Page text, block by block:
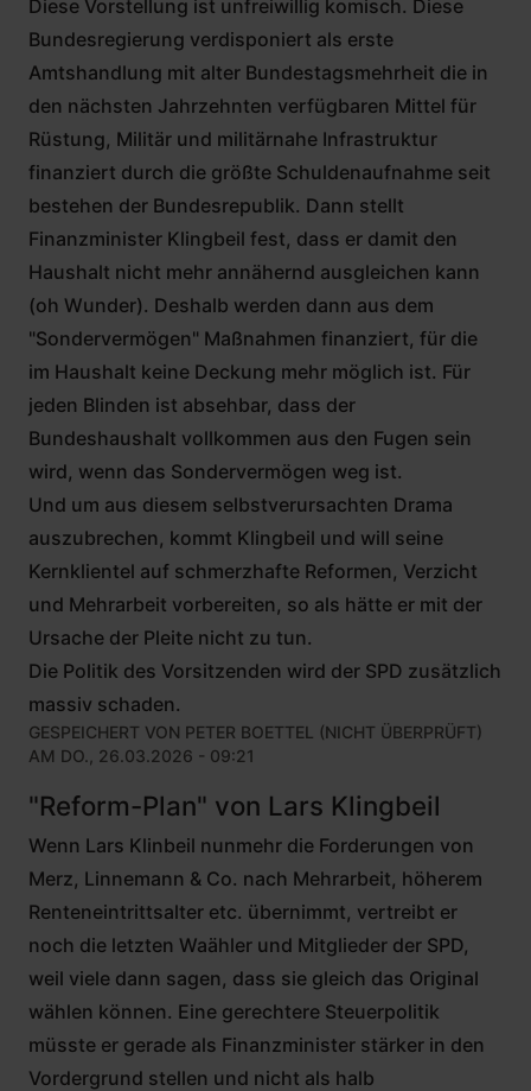
Diese Vorstellung ist unfreiwillig komisch. Diese
Bundesregierung verdisponiert als erste
Amtshandlung mit alter Bundestagsmehrheit die in
den nächsten Jahrzehnten verfügbaren Mittel für
Rüstung, Militär und militärnahe Infrastruktur
finanziert durch die größte Schuldenaufnahme seit
bestehen der Bundesrepublik. Dann stellt
Finanzminister Klingbeil fest, dass er damit den
Haushalt nicht mehr annähernd ausgleichen kann
(oh Wunder). Deshalb werden dann aus dem
"Sondervermögen" Maßnahmen finanziert, für die
im Haushalt keine Deckung mehr möglich ist. Für
jeden Blinden ist absehbar, dass der
Bundeshaushalt vollkommen aus den Fugen sein
wird, wenn das Sondervermögen weg ist.
Und um aus diesem selbstverursachten Drama
auszubrechen, kommt Klingbeil und will seine
Kernklientel auf schmerzhafte Reformen, Verzicht
und Mehrarbeit vorbereiten, so als hätte er mit der
Ursache der Pleite nicht zu tun.
Die Politik des Vorsitzenden wird der SPD zusätzlich
massiv schaden.
GESPEICHERT VON PETER BOETTEL (NICHT ÜBERPRÜFT)
AM DO., 26.03.2026 - 09:21
"Reform-Plan" von Lars Klingbeil
Wenn Lars Klinbeil nunmehr die Forderungen von
Merz, Linnemann & Co. nach Mehrarbeit, höherem
Renteneintrittsalter etc. übernimmt, vertreibt er
noch die letzten Waähler und Mitglieder der SPD,
weil viele dann sagen, dass sie gleich das Original
wählen können. Eine gerechtere Steuerpolitik
müsste er gerade als Finanzminister stärker in den
Vordergrund stellen und nicht als halb